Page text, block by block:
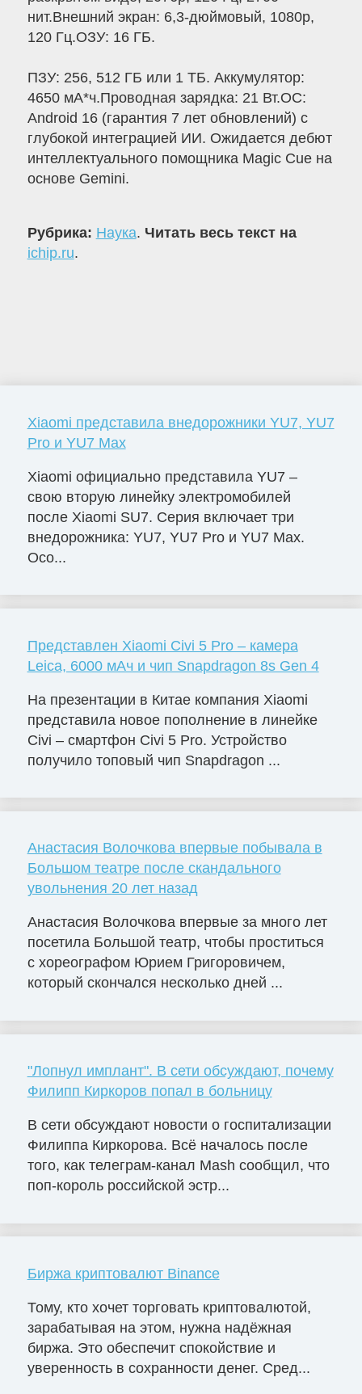
нит.Внешний экран: 6,3-дюймовый, 1080p,
120 Гц.ОЗУ: 16 ГБ.
ПЗУ: 256, 512 ГБ или 1 ТБ. Аккумулятор:
4650 мА*ч.Проводная зарядка: 21 Вт.ОС:
Android 16 (гарантия 7 лет обновлений) с
глубокой интеграцией ИИ. Ожидается дебют
интеллектуального помощника Magic Cue на
основе Gemini.
Рубрика: Наука. Читать весь текст на
ichip.ru.
Xiaomi представила внедорожники YU7, YU7
Pro и YU7 Max
Xiaomi официально представила YU7 –
свою вторую линейку электромобилей
после Xiaomi SU7. Серия включает три
внедорожника: YU7, YU7 Pro и YU7 Max.
Осо...
Представлен Xiaomi Civi 5 Pro – камера
Leica, 6000 мАч и чип Snapdragon 8s Gen 4
На презентации в Китае компания Xiaomi
представила новое пополнение в линейке
Civi – смартфон Civi 5 Pro. Устройство
получило топовый чип Snapdragon ...
Анастасия Волочкова впервые побывала в
Большом театре после скандального
увольнения 20 лет назад
Анастасия Волочкова впервые за много лет
посетила Большой театр, чтобы проститься
с хореографом Юрием Григоровичем,
который скончался несколько дней ...
"Лопнул имплант". В сети обсуждают, почему
Филипп Киркоров попал в больницу
В сети обсуждают новости о госпитализации
Филиппа Киркорова. Всё началось после
того, как телеграм-канал Mash сообщил, что
поп-король российской эстр...
Биржа криптовалют Binance
Тому, кто хочет торговать криптовалютой,
зарабатывая на этом, нужна надёжная
биржа. Это обеспечит спокойствие и
уверенность в сохранности денег. Сред...